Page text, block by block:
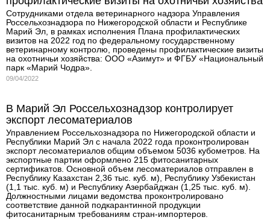
Сотрудниками отдела ветеринарного надзора Управления
Россельхознадзора по Нижегородской области и Республике
Марий Эл, в рамках исполнения Плана профилактических
визитов на 2022 год по федеральному государственному
ветеринарному контролю, проведены профилактические визиты
на охотничьи хозяйства: ООО «Азимут» и ФГБУ «Национальный
парк «Марий Чодра».
09/04/2022
В Марий Эл Россельхознадзор контролирует
экспорт лесоматериалов
Управлением Россельхознадзора по Нижегородской области и
Республики Марий Эл с начала 2022 года проконтролирован
экспорт лесоматериалов общим объемом 5036 кубометров. На
экспортные партии оформлено 215 фитосанитарных
сертификатов. Основной объем лесоматериалов отправлен в
Республику Казахстан 2,36 тыс. куб. м), Республику Узбекистан
(1,1 тыс. куб. м) и Республику Азербайджан (1,25 тыс. куб. м).
Должностными лицами ведомства проконтролировано
соответствие данной подкарантинной продукции
фитосанитарным требованиям стран-импортеров.